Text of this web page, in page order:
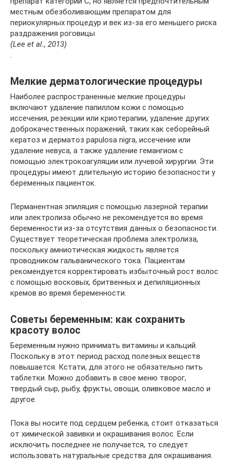
местным обезболивающим препаратом для
периокулярных процедур и век из-за его меньшего риска
раздражения роговицы
(Lee et al., 2013)
.
Мелкие дерматологические процедуры
Наиболее распространенные мелкие процедуры
включают удаление папиллом кожи с помощью
иссечения, резекции или криотерапии, удаление других
доброкачественных поражений, таких как себорейный
кератоз и дерматоз papulosa nigra, иссечение или
удаление невуса, а также удаление гемангиом с
помощью электрокоагуляции или лучевой хирургии. Эти
процедуры имеют длительную историю безопасности у
беременных пациенток.
Перманентная эпиляция с помощью лазерной терапии
или электролиза обычно не рекомендуется во время
беременности из-за отсутствия данных о безопасности.
Существует теоретическая проблема электролиза,
поскольку амниотическая жидкость является
проводником гальванического тока. Пациентам
рекомендуется корректировать избыточный рост волос
с помощью восковых, бритвенных и депиляционных
кремов во время беременности.
Советы беременным: как сохранить
красоту волос
Беременным нужно принимать витамины и кальций.
Поскольку в этот период расход полезных веществ
повышается. Кстати, для этого не обязательно пить
таблетки. Можно добавить в свое меню творог,
твердый сыр, рыбу, фрукты, овощи, оливковое масло и
другое.
Пока вы носите под сердцем ребенка, стоит отказаться
от химической завивки и окрашивания волос. Если
исключить последнее не получается, то следует
использовать натуральные средства для окрашивания.